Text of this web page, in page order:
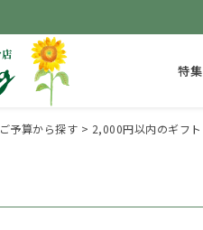
特集
ご予算から探す 2,000円以内のギフト